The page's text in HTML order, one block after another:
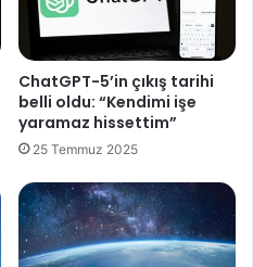
ChatGPT-5’in çıkış tarihi
belli oldu: “Kendimi işe
yaramaz hissettim”
25 Temmuz 2025